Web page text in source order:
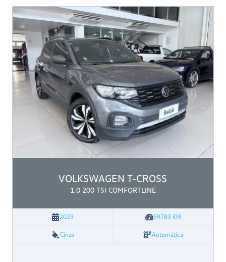
VOLKSWAGEN T-CROSS
1.0 200 TSI COMFORTLINE
2023 59783 KM
Cinza Automática